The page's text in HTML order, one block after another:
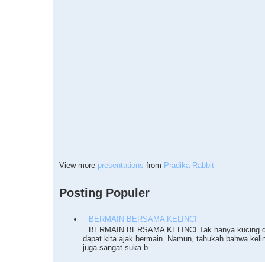
View more presentations from Pradika Rabbit
Posting Populer
BERMAIN BERSAMA KELINCI
BERMAIN BERSAMA KELINCI Tak hanya kucing
dapat kita ajak bermain. Namun, tahukah bahwa
juga sangat suka b...